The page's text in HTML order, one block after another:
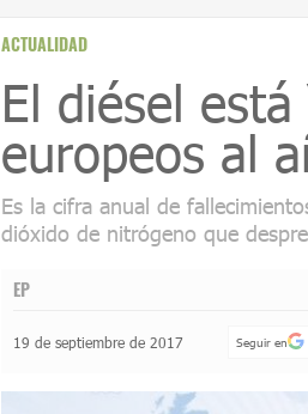
ACTUALIDAD
El diésel
europeos al
Es la cifra anual de
dióxido de nitrógeno que
EP
19 de septiembre de 2017 Seguir en